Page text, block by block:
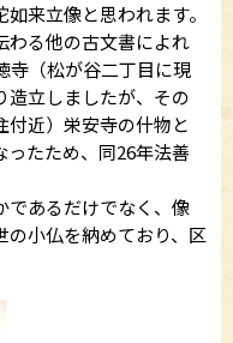
来立像と思われます。
る他の古文書によれ
寺（松が谷二丁目に現
造立しましたが、その
近）栄安寺の什物と
ったため、同26年法善
あるだけでなく、像
小仏を納めており、区